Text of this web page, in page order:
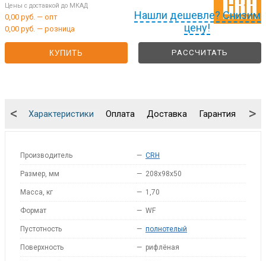
Нашли дешевле? Снизим
цену!
Цены с доставкой до МКАД
0,00 руб. — опт
0,00 руб. — розница
КУПИТЬ РАССЧИТАТЬ
Характеристики Оплата Доставка Гарантия
< >
Производитель — CRH
Размер, мм — 208x98x50
Масса, кг — 1,70
Формат — WF
Пустотность — полнотелый
Поверхность — рифлёная